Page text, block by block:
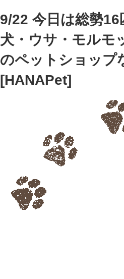
9/22 今日は総勢
犬・ウサ・モルモ
のペットショップ
[HANAPet]